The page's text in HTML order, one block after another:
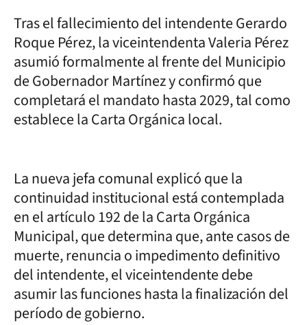
Tras el fallecimiento del intendente Gerardo
Roque Pérez, la viceintendenta Valeria Pérez
asumió formalmente al frente del Municipio
de Gobernador Martínez y confirmó que
completará el mandato hasta 2029, tal como
establece la Carta Orgánica local.
La nueva jefa comunal explicó que la
continuidad institucional está contemplada
en el artículo 192 de la Carta Orgánica
Municipal, que determina que, ante casos de
muerte, renuncia o impedimento definitivo
del intendente, el viceintendente debe
asumir las funciones hasta la finalización del
período de gobierno.